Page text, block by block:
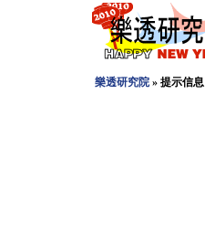
樂透研究院» 提示信息